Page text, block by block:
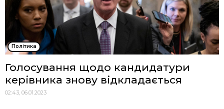
Політика
Голосування щодо кандидатури
керівника знову відкладається
02:43, 06.01.2023